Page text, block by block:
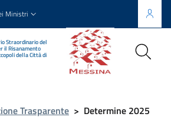
Ministri
Straordinario del
il Risanamento
della Città di
Trasparente > Determine 2025